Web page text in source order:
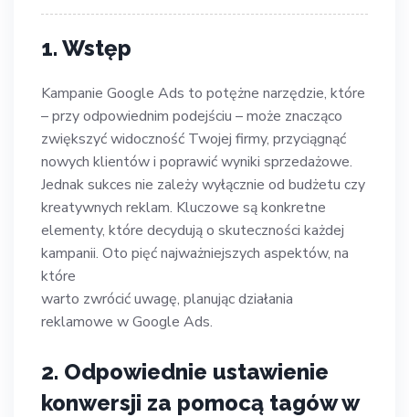
1. Wstęp
Kampanie Google Ads to potężne narzędzie, które
– przy odpowiednim podejściu – może znacząco
zwiększyć widoczność Twojej firmy, przyciągnąć
nowych klientów i poprawić wyniki sprzedażowe.
Jednak sukces nie zależy wyłącznie od budżetu czy
kreatywnych reklam. Kluczowe są konkretne
elementy, które decydują o skuteczności każdej
kampanii. Oto pięć najważniejszych aspektów, na
które
warto zwrócić uwagę, planując działania
reklamowe w Google Ads.
2. Odpowiednie ustawienie
konwersji za pomocą tagów w